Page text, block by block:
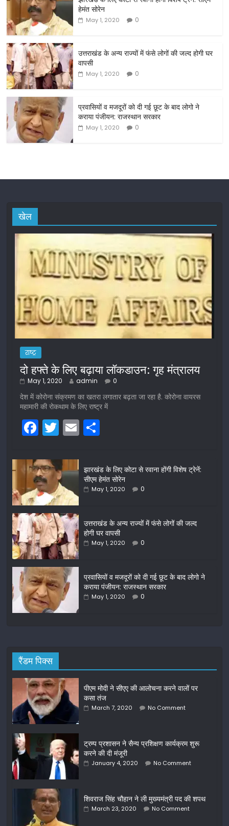
e
b
o
o
k
er e
हेमंत सोरेन
May 1, 2020 0
उत्तराखंड के अन्य राज्यों में फंसे लोगों की जल्द होगी घर
वापसी
May 1, 2020 0
प्रवासियों व मजदूरों को दी गई छूट के बाद लोगो ने
कराया पंजीयन: राजस्थान सरकार
May 1, 2020 0
खेल
राष्ट्र
दो हफ्ते के लिए बढ़ाया लॉकडाउन: गृह मंत्रालय
May 1, 2020 admin 0
देश में कोरोना संक्रमण का खतरा लगातार बढ़ता जा रहा है. कोरोना वायरस
महामारी की रोकथाम के लिए राष्ट्र में
F
c
e
b
o
o
k
T
itt
er
E
ar
e
झारखंड के लिए कोटा से रवाना होंगी विशेष ट्रेनें:
सीएम हेमंत सोरेन
May 1, 2020 0
उत्तराखंड के अन्य राज्यों में फंसे लोगों की जल्द
होगी घर वापसी
May 1, 2020 0
प्रवासियों व मजदूरों को दी गई छूट के बाद लोगो ने
कराया पंजीयन: राजस्थान सरकार
May 1, 2020 0
रैंडम पिक्स
पीएम मोदी ने सीएए की आलोचना करने वालों पर
कसा तंज
March 7, 2020 No Comment
ट्रम्प प्रशासन ने सैन्य प्रशिक्षण कार्यक्रम शुरू
करने की दी मंजूरी
January 4, 2020 No Comment
शिवराज सिंह चौहान ने ली मुख्यमंत्री पद की शपथ
March 23, 2020 No Comment